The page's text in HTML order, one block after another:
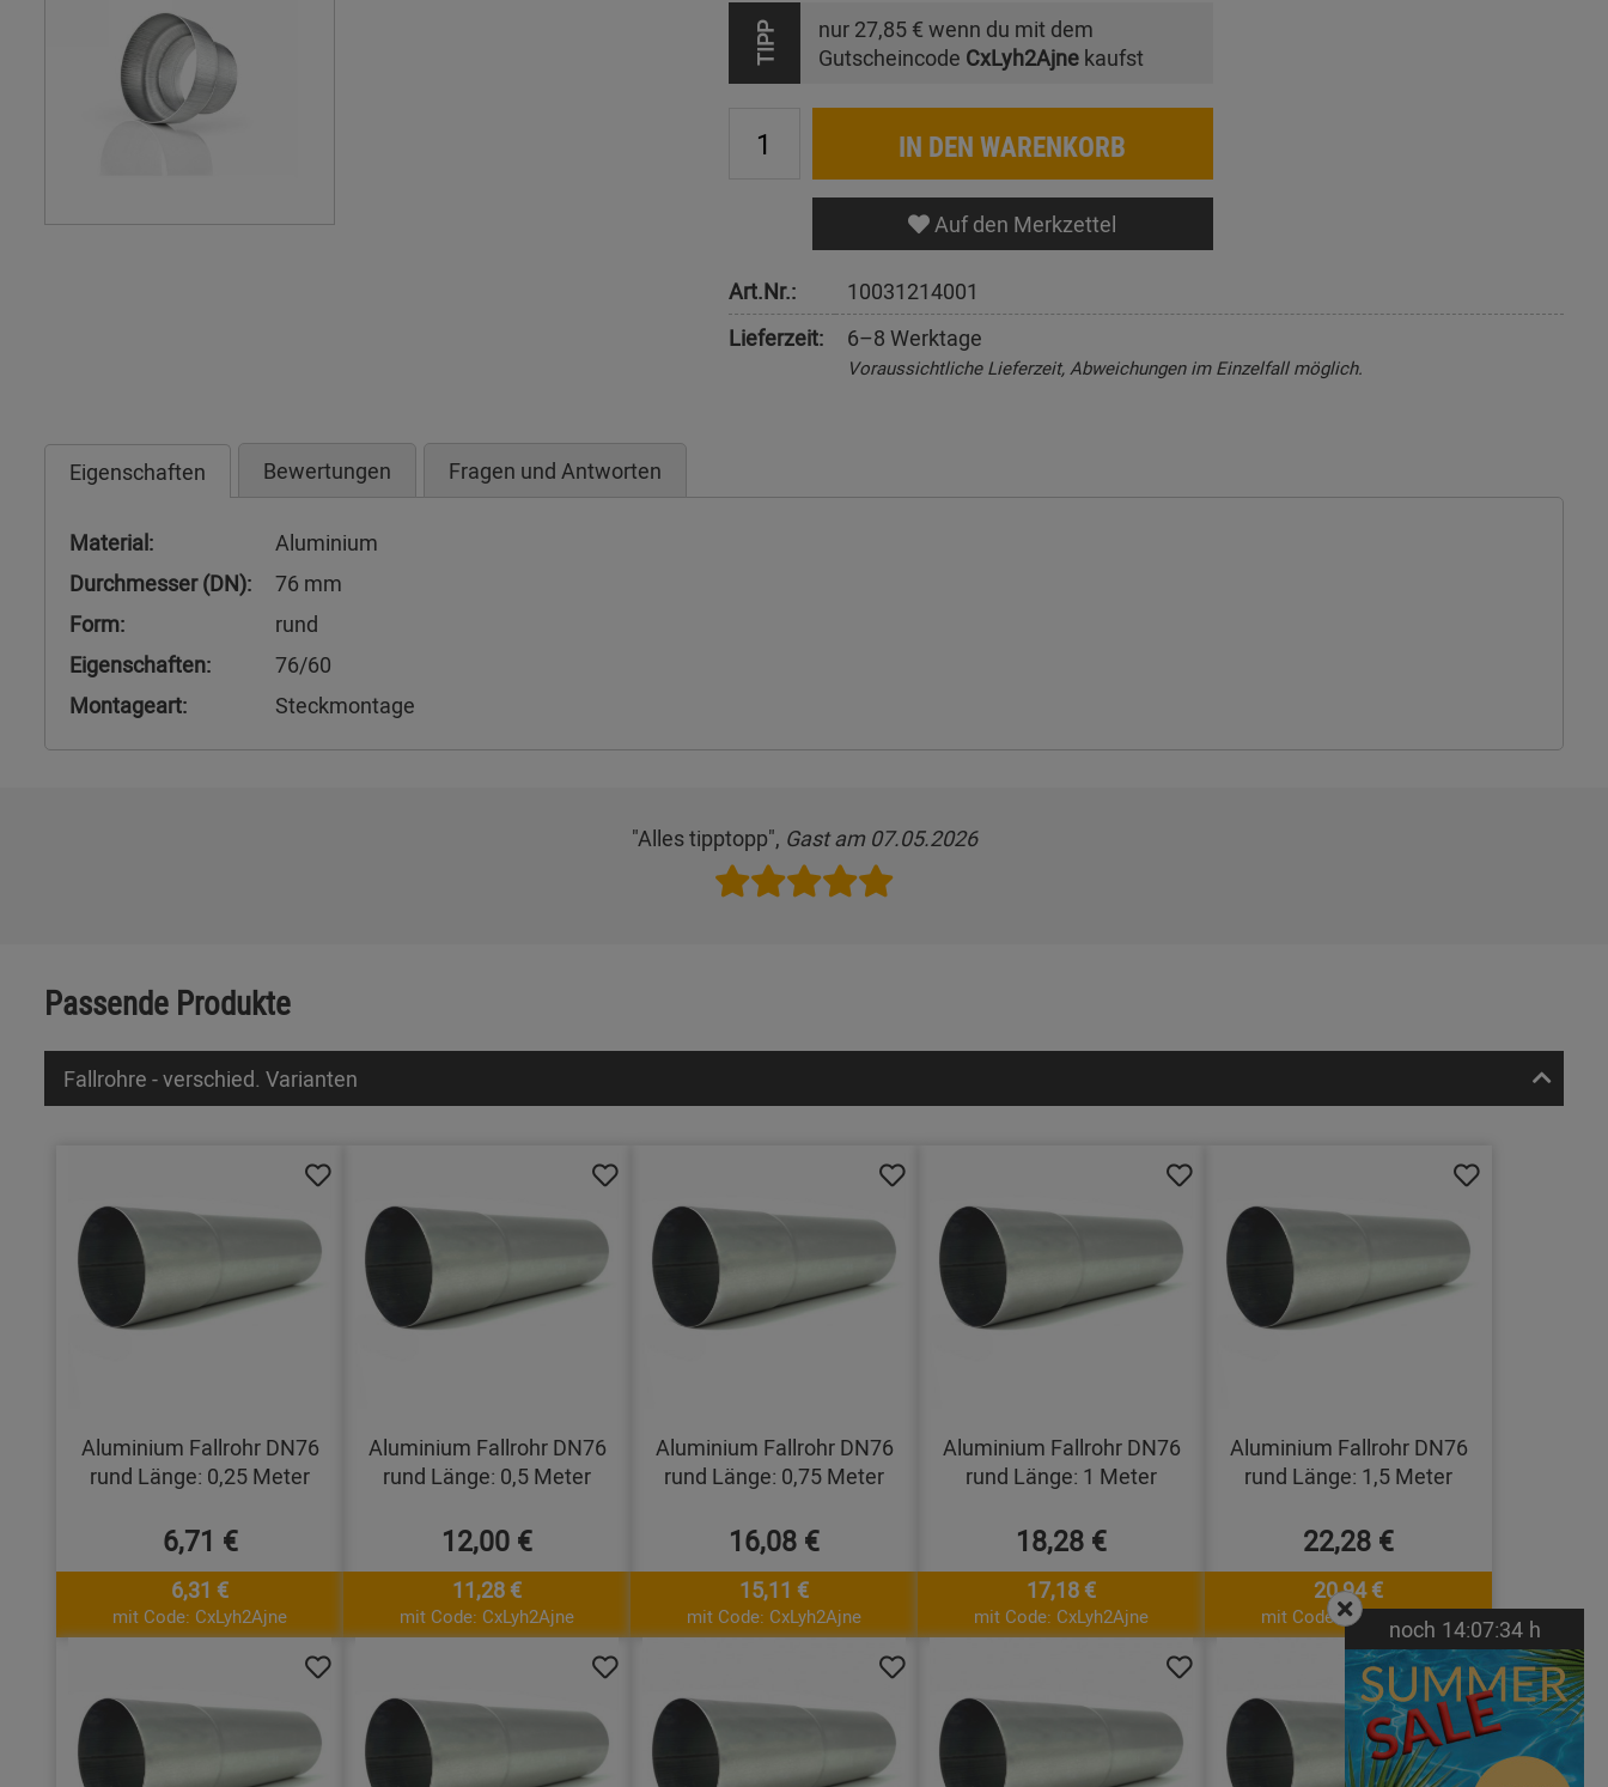
TIPP nur 27,85 € wenn du mit dem
Gutscheincode CxLyh2Ajnekaufst
IN DEN WARENKORB
Auf den Merkzettel
Art.Nr.:
10031214001
Lieferzeit:
6–8 Werktage
Voraussichtliche Lieferzeit, Abweichungen im Einzelfall möglich.
Eigenschaften Bewertungen Fragen und Antworten
Material:
Aluminium
Durchmesser (DN):
76 mm
Form:
rund
Eigenschaften:
76/60
Montageart:
Steckmontage
"Alles tipptopp", Gast am 07.05.2026
Passende Produkte
Fallrohre - verschied. Varianten
Aluminium Fallrohr DN76
rund Länge: 0,25 Meter
6,71 €
6,31 €
mit Code: CxLyh2Ajne
Aluminium Fallrohr DN76
rund Länge: 0,5 Meter
12,00 €
11,28 €
mit Code: CxLyh2Ajne
Aluminium Fallrohr DN76
rund Länge: 0,75 Meter
16,08 €
15,11 €
mit Code: CxLyh2Ajne
Aluminium Fallrohr DN76
rund Länge: 1 Meter
18,28 €
17,18 €
mit Code: CxLyh2Ajne
Aluminium Fallrohr DN76
rund Länge: 1,5 Meter
22,28 €
20,94 €
mit Code: CxLyh2Ajne
noch 14:07:33 h